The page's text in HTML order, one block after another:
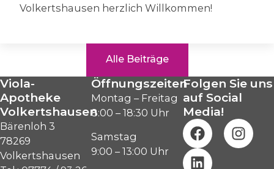
Volkertshausen herzlich Willkommen!
Alle Beiträge
Viola-
Apotheke
Volkertshausen
Bärenloh 3
78269
Volkertshausen
Öffnungszeiten
Montag – Freitag
8:00 – 18:30 Uhr
Samstag
9:00 – 13:00 Uhr
Folgen Sie uns
auf Social
Media!